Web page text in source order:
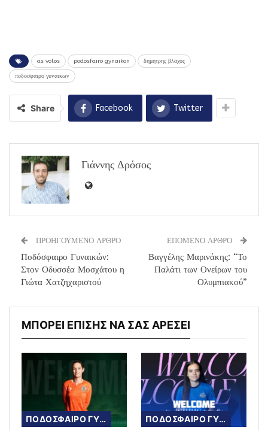
as volos podosfairo gynaikon δημητρης βλαχος
ποδοσφαιρο γυναικων
Share Facebook Twitter
Γιάννης Δρόσος
ΠΡΟΗΓΟΥΜΕΝΟ ΑΡΘΡΟ
Ποδόσφαιρο Γυναικών:
Στον Οδυσσέα Μοσχάτου η
Γιώτα Χατζηχαριστού
ΕΠΟΜΕΝΟ ΑΡΘΡΟ
Βαγγέλης Μαρινάκης: “Το
Παλάτι των Ονείρων του
Ολυμπιακού”
ΜΠΟΡΕΙ ΕΠΙΣΗΣ ΝΑ ΣΑΣ ΑΡΕΣΕΙ
ΠΟΔΟΣΦΑΙΡΟ ΓΥΝΑΙΚΩΝ ΠΟΔΟΣΦΑΙΡΟ ΓΥΝΑΙΚΩΝ